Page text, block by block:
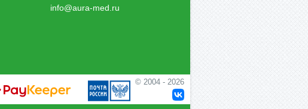
info@aura-med.ru
© 2004 - 2026